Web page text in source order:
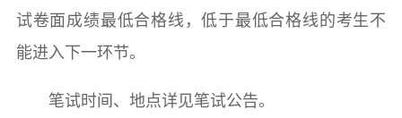
试卷面成绩最低合格线，低于最低合格线的考生不
能进入下一环节。
笔试时间、地点详见笔试公告。